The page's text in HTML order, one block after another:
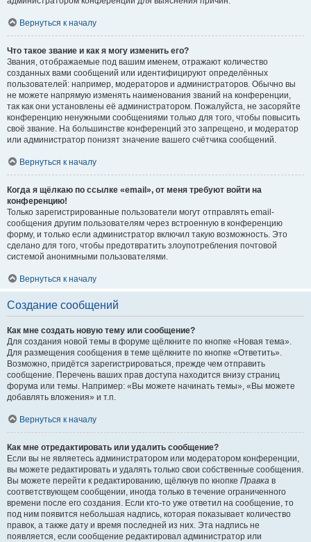
Вернуться к началу
Что такое звание и как я могу изменить его?
Звания, отображаемые под вашим именем, отражают количество
созданных вами сообщений или идентифицируют определённых
пользователей: например, модераторов и администраторов. Обычно вы
не можете напрямую изменять наименования званий на конференции,
так как они установлены её администратором. Пожалуйста, не засоряйте
конференцию ненужными сообщениями только для того, чтобы повысить
своё звание. На большинстве конференций это запрещено, и модератор
или администратор понизят значение вашего счётчика сообщений.
Вернуться к началу
Когда я щёлкаю по ссылке «email», от меня требуют войти на
конференцию!
Только зарегистрированные пользователи могут отправлять email-
сообщения другим пользователям через встроенную в конференцию
форму, и только если администратор включил такую возможность. Это
сделано для того, чтобы предотвратить злоупотребления почтовой
системой анонимными пользователями.
Вернуться к началу
Создание сообщений
Как мне создать новую тему или сообщение?
Для создания новой темы в форуме щёлкните по кнопке «Новая тема».
Для размещения сообщения в теме щёлкните по кнопке «Ответить».
Возможно, придётся зарегистрироваться, прежде чем отправить
сообщение. Перечень ваших прав доступа находится внизу страниц
форума или темы. Например: «Вы можете начинать темы», «Вы можете
добавлять вложения» и т.п.
Вернуться к началу
Как мне отредактировать или удалить сообщение?
Если вы не являетесь администратором или модератором конференции,
вы можете редактировать и удалять только свои собственные сообщения.
Вы можете перейти к редактированию, щёлкнув по кнопке Правка в
соответствующем сообщении, иногда только в течение ограниченного
времени после его создания. Если кто-то уже ответил на сообщение, то
под ним появится небольшая надпись, которая показывает количество
правок, а также дату и время последней из них. Эта надпись не
появляется, если сообщение редактировал администратор или